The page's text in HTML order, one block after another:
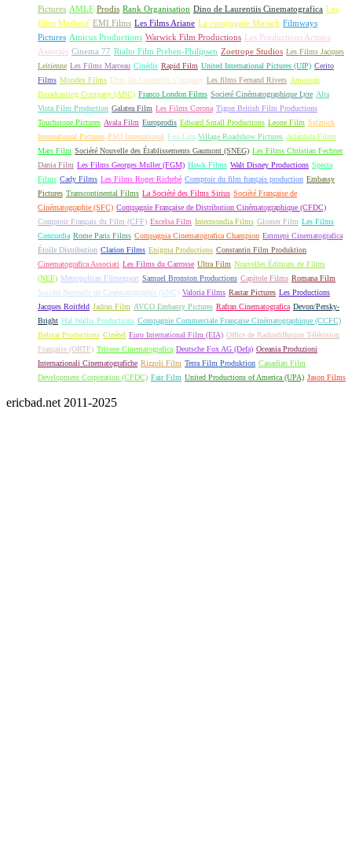
Pictures AMLF Prodis Rank Organisation Dino de Laurentiis Cinematografica Les
films Marbeuf EMI Films Les Films Ariane La compagnie Mirisch Filmways
Pictures Amicus Productions Warwick Film Productions Les Productions Artistes
Associés Cinema 77 Rialto Film Preben-Philipsen Zoetrope Studios Les Films Jacques
Leitienne Les Films Marceau Cinédis Rapid Film United International Pictures (UIP) Cerito
Films Mondex Films Dino De Laurentiis Company Les films Fernand Rivers American
Broadcasting Company (ABC) Franco London Films Societé Cinématographique Lyre Alta
Vista Film Production Galatea Film Les Films Corona Tigon British Film Productions
Touchstone Pictures Avala Film Europrodis Edward Small Productions Leone Film Selznick
International Pictures PSO International Fox-Lira Village Roadshow Pictures Atlántida Films
Mars Film Société Nouvelle des Établissements Gaumont (SNEG) Les Films Christian Fechner
Dania Film Les Films Georges Muller (FGM) Hawk Films Walt Disney Productions Specta
Films Cady Films Les Films Roger Richebé Comptoir du film français production Embassy
Pictures Transcontinental Films La Société des Films Sirius Société Française de
Cinématographie (SFC) Compagnie Française de Distribution Cinématographique (CFDC)
Comptoir Français du Film (CFF) Excelsa Film Intermondia Films Glomer Film Les Films
Concordia Rome Paris Films Compagnia Cinematografica Champion Emmepi Cinematografica
Étoile Distribution Clarion Films Enigma Productions Constantin Film Produktion
Cinematografica Associati Les Films du Carrosse Ultra Film Nouvelles Éditions de Films
(NEF) Metropolitan Filmexport Samuel Bronston Productions Capitole Films Romana Film
Société Nouvelle de Cinématographie (SNC) Valoria Films Rastar Pictures Les Productions
Jacques Roitfeld Jadran Film AVCO Embassy Pictures Rafran Cinematografica Devon/Persky-
Bright Hal Wallis Productions Compagnie Commerciale Française Cinématographique (CCFC)
Belstar Productions Cinétel Euro International Film (EIA) Office de Radiodiffusion Télévision
Française (ORTF) Tritone Cinematografica Deutsche Fox AG (Defa) Oceania Produzioni
Internazionali Cinematografiche Rizzoli Film Terra Film Produktion Canadian Film
Development Corporation (CFDC) Fair Film United Productions of America (UPA) Jason Films
ericbad.net 2011-2025